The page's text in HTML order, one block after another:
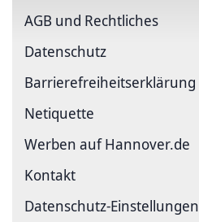
AGB und Rechtliches
Datenschutz
Barriere­freiheits­erklärung
Netiquette
Werben auf Hannover.de
Kontakt
Datenschutz-Einstellungen